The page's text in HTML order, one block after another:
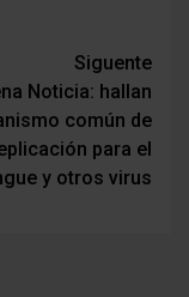
Siguente
Noticia: hallan
común de
para el
y otros virus